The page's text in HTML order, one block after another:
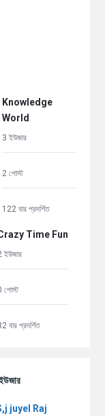
Knowledge
World
3 ইউজার
2 পোস্ট
122 বার প্রদর্শিত
Time Fun
ইউজার
পোস্ট
বার প্রদর্শিত
juyel Raj